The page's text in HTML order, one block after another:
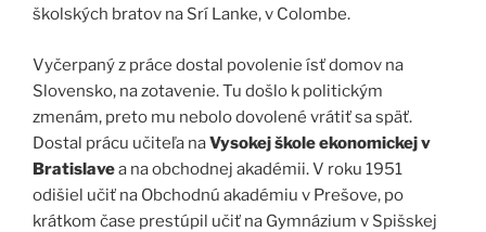
školských bratov na Srí Lanke, v Colombe.
Vyčerpaný z práce dostal povolenie ísť domov na
Slovensko, na zotavenie. Tu došlo k politickým
zmenám, preto mu nebolo dovolené vrátiť sa späť.
Dostal prácu učiteľa naVysokej škole ekonomickej v
Bratislavea na obchodnej akadémii. V roku 1951
odišiel učiť na Obchodnú akadémiu v Prešove, po
krátkom čase prestúpil učiť na Gymnázium v Spišskej